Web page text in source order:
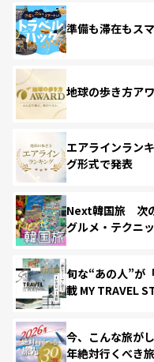
準備も滞在もス
地球の歩き方ア
エアラインラン
グ形式で発表
Next韓国旅 次
グルメ・テクニ
旬な“あの人”が
載 MY TRAVEL
今、こんな旅が
年絶対行くべき